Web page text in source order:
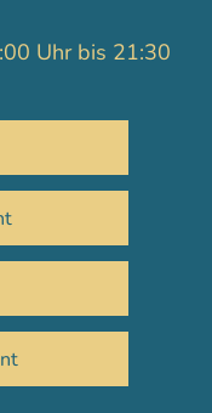
Uhr bis 21:30